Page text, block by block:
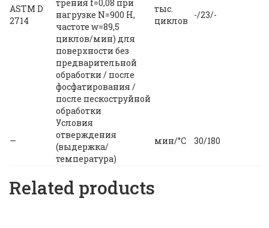
ASTM D
2714
трения f=0,08 при
нагрузке N=900 H,
частоте w=89,5
циклов/мин) для
поверхности без
предварительной
обработки / после
фосфатирования /
после пескоструйной
обработки
тыс.
циклов
-/23/-
—
Условия
отверждения
(выдержка/
температура)
мин/°С 30/180
Related products